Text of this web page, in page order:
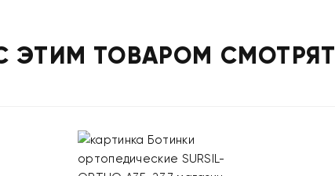
ЭТИМ ТОВАРОМ СМОТРЯТ